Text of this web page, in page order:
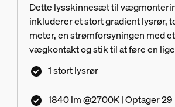
Dette lysskinnesæt til
inkluderer et stort gradient lysrør,
meter, en strømforsyningen med
vægkontakt og stik til at føre en
1 stort lysrør
1840 lm @2700K | Optager 29